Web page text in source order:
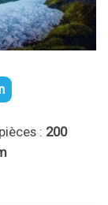
: 200